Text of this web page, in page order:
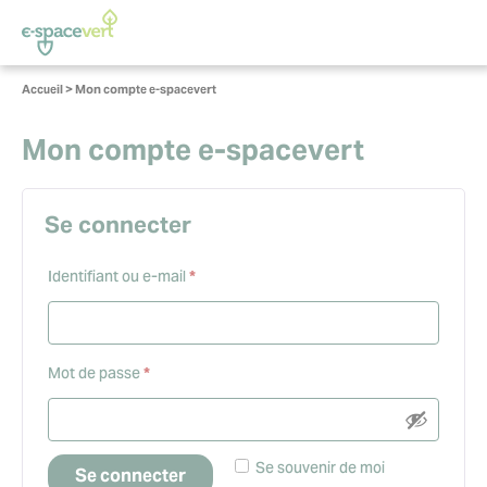
Panneau de gestion des cookies
Vous
Accueil>Mon compte e-spacevert
Mon compte e-spacevert
Se connecter
Identifiant ou e-mail *Obligatoire
Mot de passe*Obligatoire
Se souvenir de moi
Se connecter